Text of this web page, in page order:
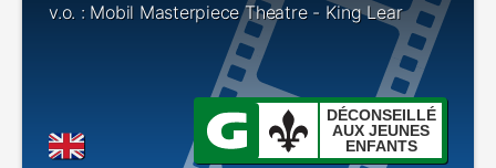
v.o. : Mobil Masterpiece Theatre - King Lear
DÉCONSEILLÉ
AUX JEUNES
ENFANTS